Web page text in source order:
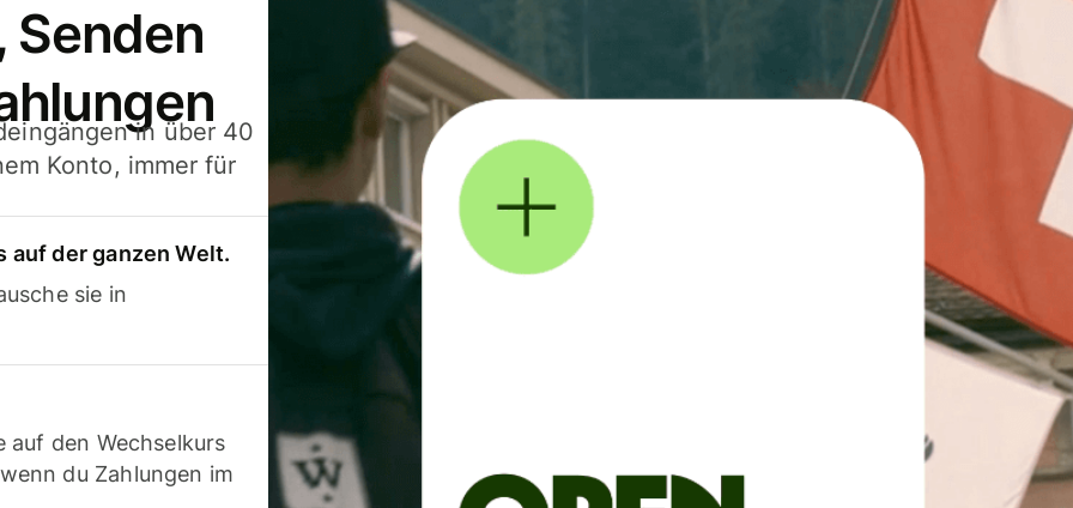
Senden
in über 40
Konto, immer für
auf der ganzen Welt.
sie in
auf den Wechselkurs
du Zahlungen im